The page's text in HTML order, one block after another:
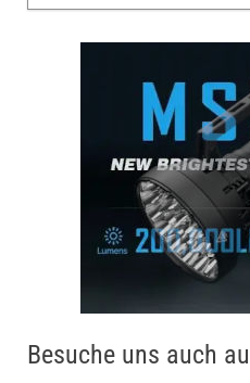
Besuche uns auch